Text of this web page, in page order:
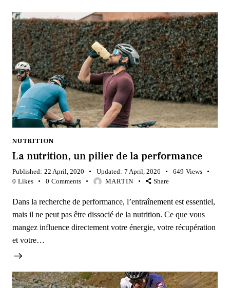
NUTRITION
La nutrition, un pilier de la performance
Published: 22 April, 2020 Updated: 7 April, 2026 649 Views
0 Likes 0 Comments MARTIN Share
Dans la recherche de performance, l’entraînement est essentiel,
mais il ne peut pas être dissocié de la nutrition. Ce que vous
mangez influence directement votre énergie, votre récupération
et votre…